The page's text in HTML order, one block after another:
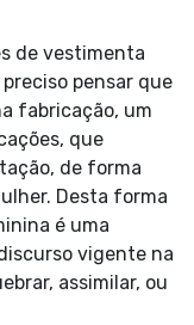
de vestimenta
pensar que
fabricação, um
que
de forma
Desta forma
é uma
vigente na
assimilar, ou